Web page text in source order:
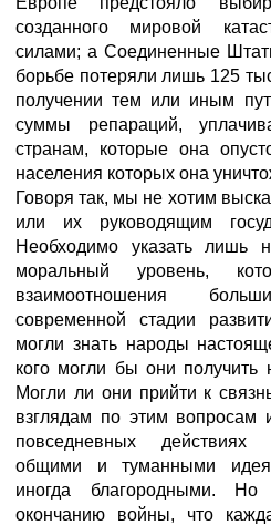
созданного мировой
силами; а Соединенные
борьбе потеряли лишь 125
получении тем или иным
суммы репараций,
странам, которые она
населения которых она
Говоря так, мы не хотим
или их руководящим
Необходимо указать лишь
моральный уровень,
взаимоотношения
современной стадии
могли знать народы
кого могли бы они получить
Могли ли они прийти к
взглядам по этим вопросам
повседневных действиях
общими и туманными
иногда благородными.
окончанию войны, что